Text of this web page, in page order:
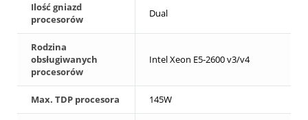
Ilość gniazd
procesorów
Dual
Rodzina
obsługiwanych
procesorów
Intel Xeon E5-2600 v3/v4
Max. TDP procesora 145W